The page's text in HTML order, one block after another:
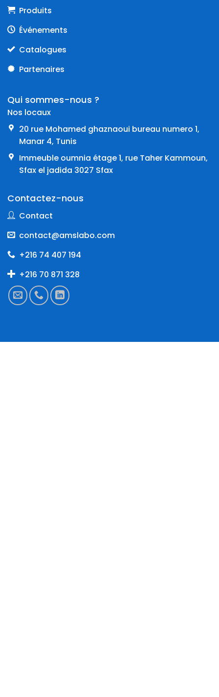
Produits
Événements
Catalogues
Partenaires
Qui sommes-nous ?
Nos locaux
20 rue Mohamed ghaznaoui bureau numero 1,
Manar 4, Tunis
Immeuble oumnia étage 1, rue Taher Kammoun,
Sfax el jadida 3027 Sfax
Contactez-nous
Contact
contact@amslabo.com
+216 74 407 194
+216 70 871 328